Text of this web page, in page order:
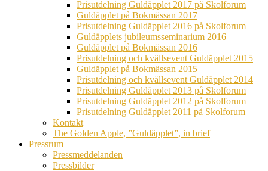
Prisutdelning Guldäpplet 2017 på Skolforum
Guldäpplet på Bokmässan 2017
Prisutdelning Guldäpplet 2016 på Skolforum
Guldäpplets jubileumsseminarium 2016
Guldäpplet på Bokmässan 2016
Prisutdelning och kvällsevent Guldäpplet 2015
Guldäpplet på Bokmässan 2015
Prisutdelning och kvällsevent Guldäpplet 2014
Prisutdelning Guldäpplet 2013 på Skolforum
Prisutdelning Guldäpplet 2012 på Skolforum
Prisutdelning Guldäpplet 2011 på Skolforum
Kontakt
The Golden Apple, ”Guldäpplet”, in brief
Pressrum
Pressmeddelanden
Pressbilder